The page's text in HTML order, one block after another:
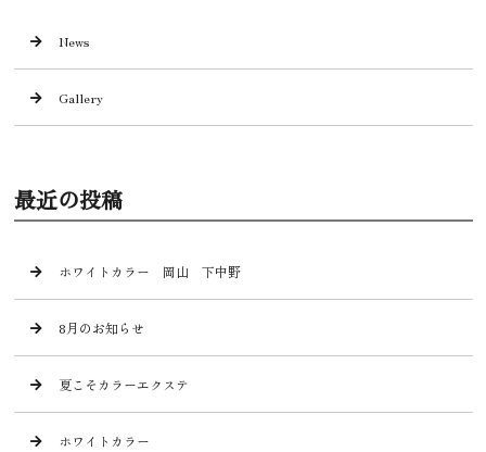
News
Gallery
最近の投稿
ホワイトカラー 岡山 下中野
8月のお知らせ
夏こそカラーエクステ
ホワイトカラー